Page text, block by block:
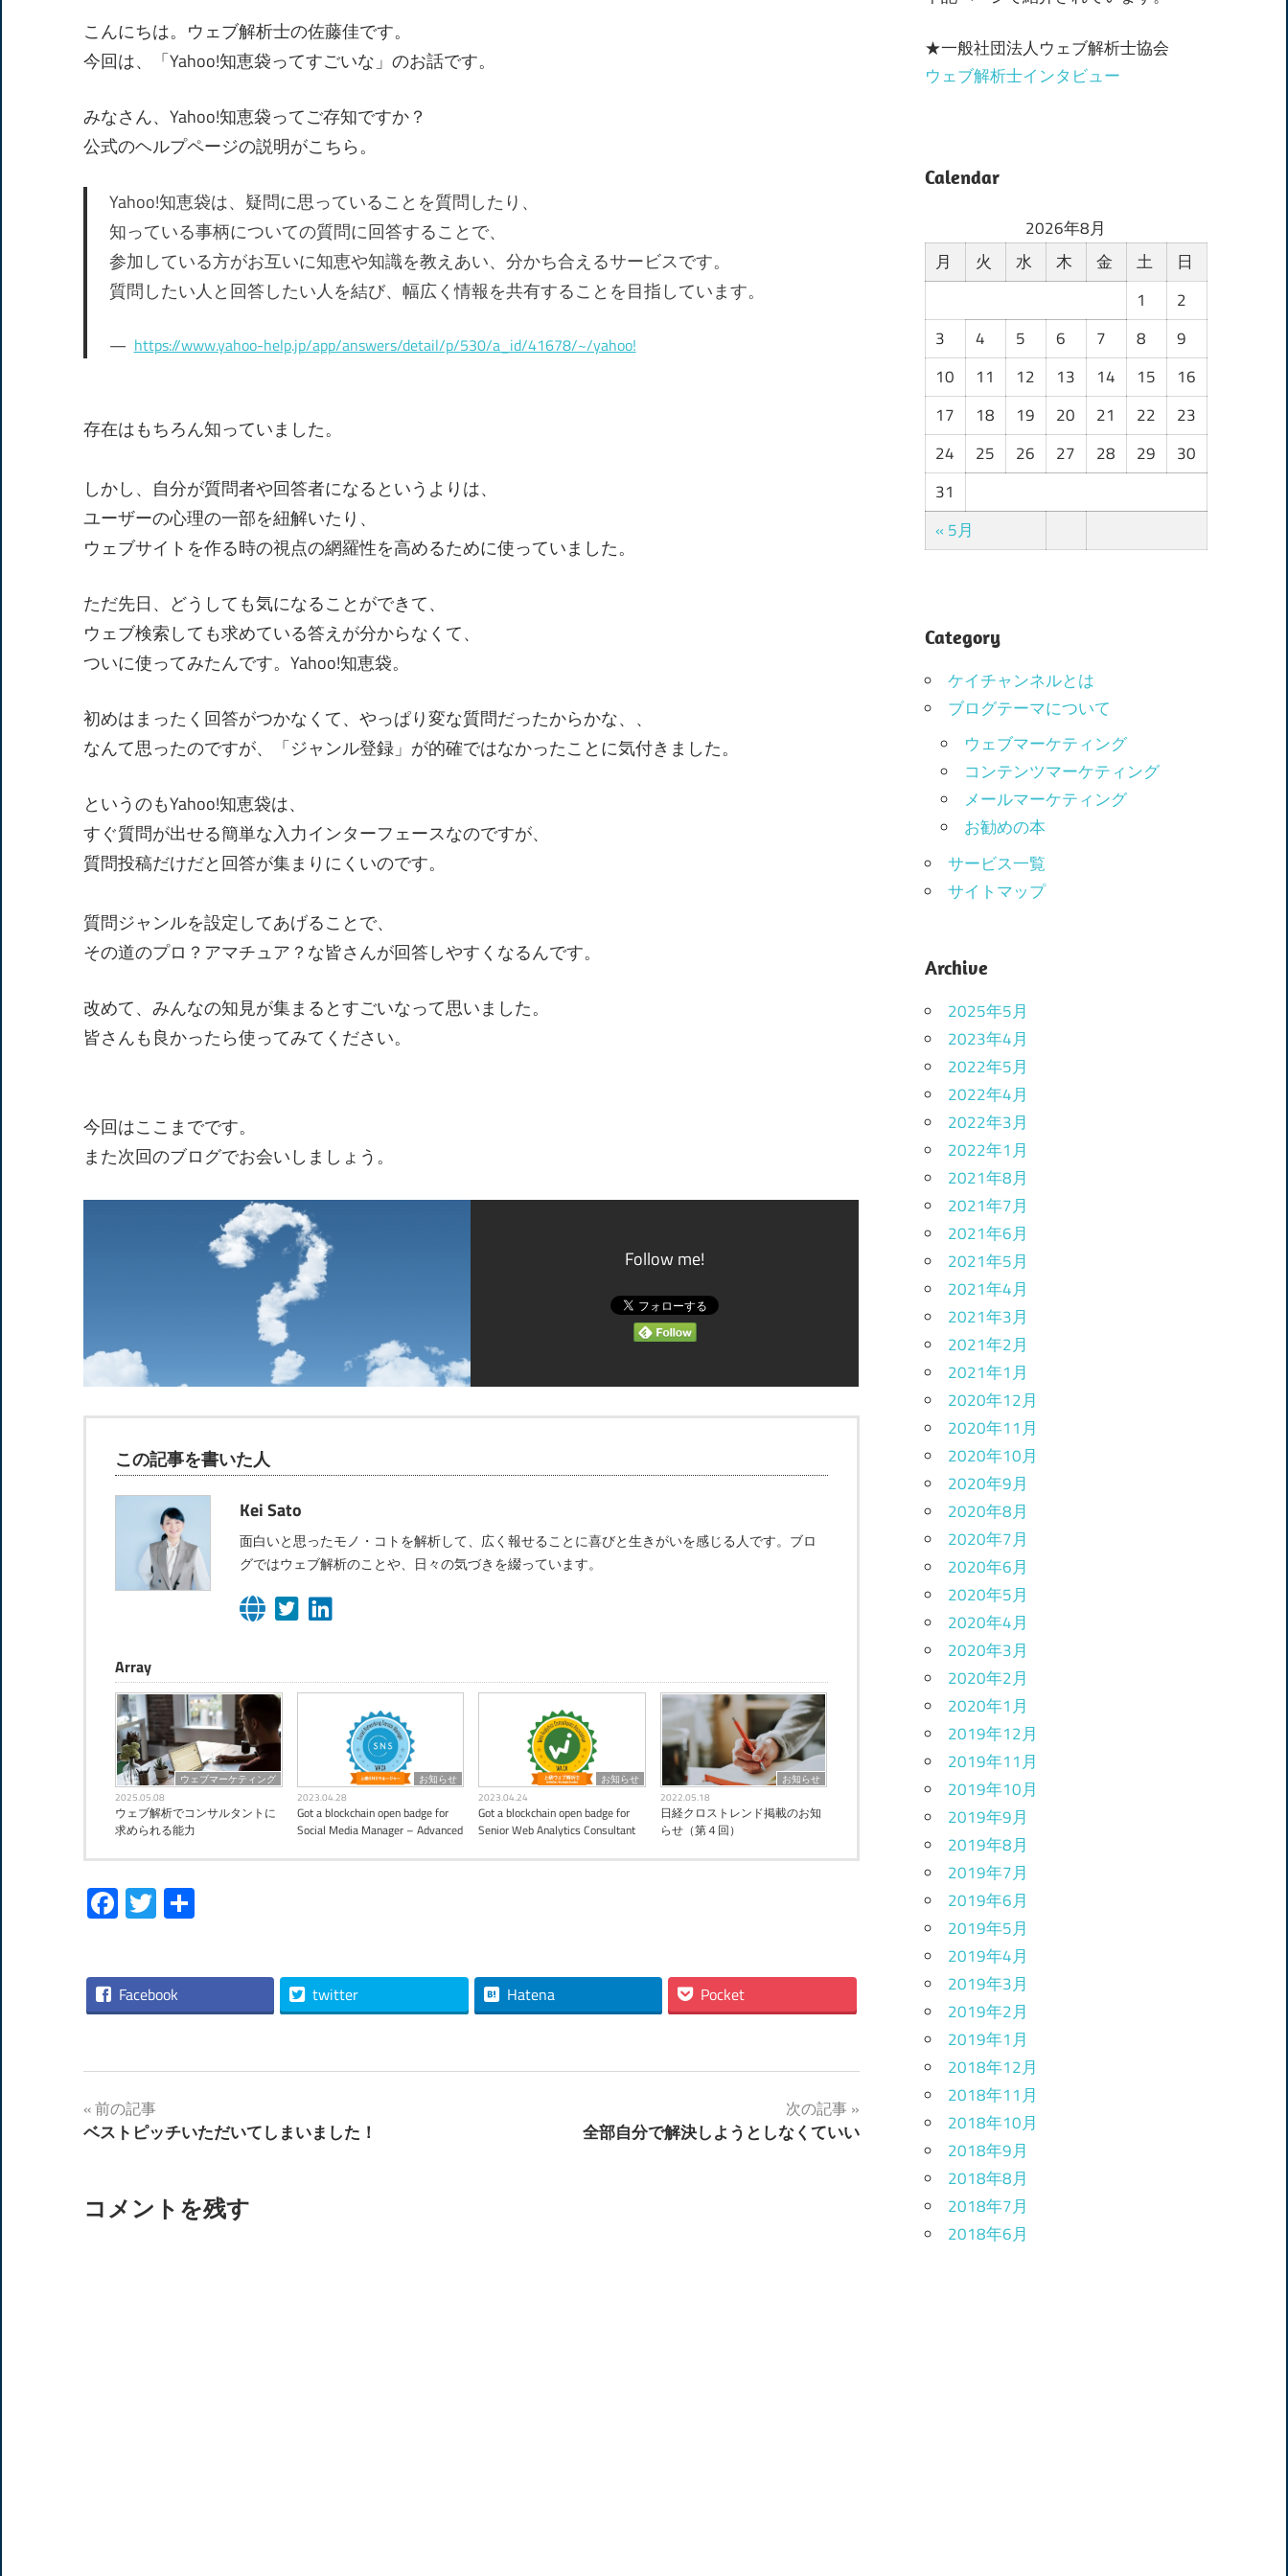
こんにちは。ウェブ解析士の佐藤佳です。
今回は、「Yahoo!知恵袋ってすごいな」のお話です。
みなさん、Yahoo!知恵袋ってご存知ですか？
公式のヘルプページの説明がこちら。
Yahoo!知恵袋は、疑問に思っていることを質問したり、
知っている事柄についての質問に回答することで、
参加している方がお互いに知恵や知識を教えあい、分かち合えるサービスです。
質問したい人と回答したい人を結び、幅広く情報を共有することを目指しています。
https://www.yahoo-help.jp/app/answers/detail/p/530/a_id/41678/~/yahoo!
存在はもちろん知っていました。
しかし、自分が質問者や回答者になるというよりは、
ユーザーの心理の一部を紐解いたり、
ウェブサイトを作る時の視点の網羅性を高めるために使っていました。
ただ先日、どうしても気になることができて、
ウェブ検索しても求めている答えが分からなくて、
ついに使ってみたんです。Yahoo!知恵袋。
初めはまったく回答がつかなくて、やっぱり変な質問だったからかな、、
なんて思ったのですが、「ジャンル登録」が的確ではなかったことに気付きました。
というのもYahoo!知恵袋は、
すぐ質問が出せる簡単な入力インターフェースなのですが、
質問投稿だけだと回答が集まりにくいのです。
質問ジャンルを設定してあげることで、
その道のプロ？アマチュア？な皆さんが回答しやすくなるんです。
改めて、みんなの知見が集まるとすごいなって思いました。
皆さんも良かったら使ってみてください。
今回はここまでです。
また次回のブログでお会いしましょう。
Follow me!
この記事を書いた人
Kei Sato
面白いと思ったモノ・コトを解析して、広く報せることに喜びと生きがいを感じる人です。ブロ
グではウェブ解析のことや、日々の気づきを綴っています。
Array
ウェブマーケティング
2025.05.08
ウェブ解析でコンサルタントに
求められる能力
お知らせ
2023.04.28
Got a blockchain open badge for
Social Media Manager – Advanced
お知らせ
2023.04.24
Got a blockchain open badge for
Senior Web Analytics Consultant
お知らせ
2022.05.18
日経クロストレンド掲載のお知
らせ（第４回）
Facebook
Twitter
Facebook twitter Hatena Pocket
投
稿
ビ
前の記事
ベストピッチいただいてしまいました！
次の記事
全部自分で解決しようとしなくていい
コメントを残す
★一般社団法人ウェブ解析士協会
ウェブ解析士インタビュー
Calendar
2026年8月
月
火 水 木 金 土 日
« 5月
1
2
3
4 5 6 7 8
9
10
11 12 13 14 15
16
17
18 19 20 21 22
23
24
25 26 27 28 29
30
31
Category
ケイチャンネルとは
ブログテーマについて
ウェブマーケティング
コンテンツマーケティング
メールマーケティング
お勧めの本
サービス一覧
サイトマップ
Archive
2025年5月
2023年4月
2022年5月
2022年4月
2022年3月
2022年1月
2021年8月
2021年7月
2021年6月
2021年5月
2021年4月
2021年3月
2021年2月
2021年1月
2020年12月
2020年11月
2020年10月
2020年9月
2020年8月
2020年7月
2020年6月
2020年5月
2020年4月
2020年3月
2020年2月
2020年1月
2019年12月
2019年11月
2019年10月
2019年9月
2019年8月
2019年7月
2019年6月
2019年5月
2019年4月
2019年3月
2019年2月
2019年1月
2018年12月
2018年11月
2018年10月
2018年9月
2018年8月
2018年7月
2018年6月